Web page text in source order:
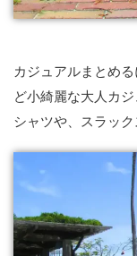
カジュアルまとめ
ど小綺麗な大人カ
シャツや、スラック